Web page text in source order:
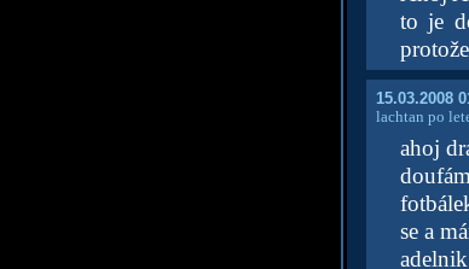
to je
15.03.2008
lachtan po
ahoj
se a